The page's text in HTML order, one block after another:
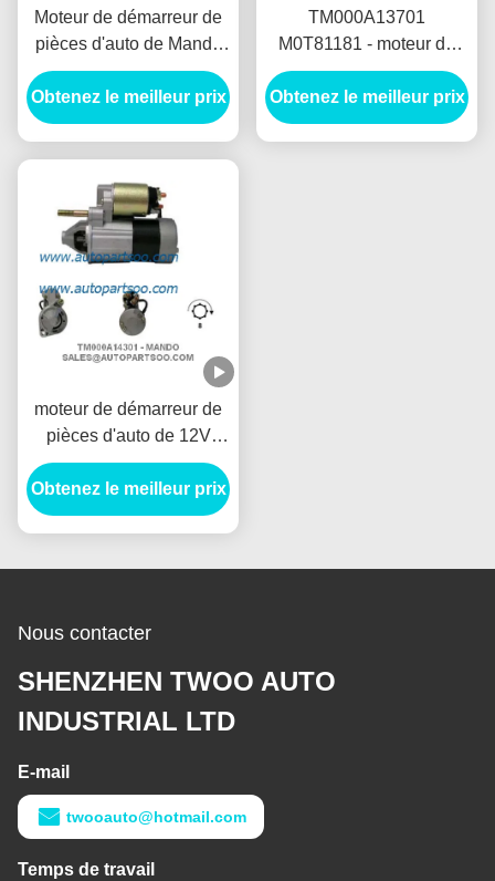
Moteur de démarreur de
pièces d'auto de Mando
12V 1.2KW 8T Motores
De Arranque
Obtenez le meilleur prix
TM000A13701
M0T81181 - moteur de
démarreur de MANDO
12V 1.2KW 8T
MOTORES DE
Obtenez le meilleur prix
moteur de démarreur de
pièces d'auto de 12V
1.2KW, démarreur de
voiture électrique de 8T
Anlasser
Obtenez le meilleur prix
Nous contacter
SHENZHEN TWOO AUTO
INDUSTRIAL LTD
E-mail
twooauto@hotmail.com
Temps de travail